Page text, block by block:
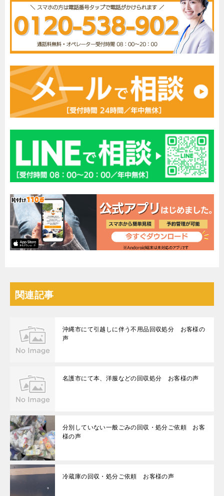
関連記事
沖縄市にて引越しに伴う不用品回収処分 お客様の
声
名護市にて本、洋服などの回収処分 お客様の声
分別していない一般ごみの回収・処分ご依頼 お客
様の声
冷蔵庫の回収・処分ご依頼 お客様の声